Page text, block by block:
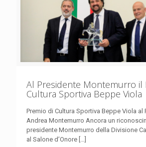
Al Presidente Montemurro il
Cultura Sportiva Beppe Viola
Premio di Cultura Sportiva Beppe Viola al
Andrea Montemurro Ancora un
presidente Montemurro della Divisione
al Salone d’Onore […]